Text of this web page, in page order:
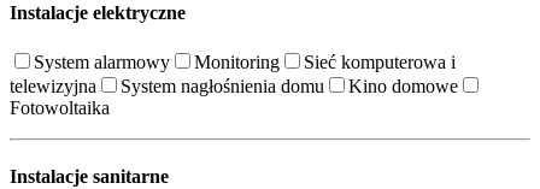
Instalacje elektryczne
System alarmowy Monitoring
Sieć komputerowa i
telewizyjna
System nagłośnienia domu
Kino domowe
Fotowoltaika
Instalacje sanitarne